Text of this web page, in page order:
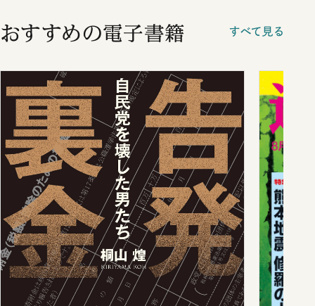
おすすめの電子書籍 すべて見る